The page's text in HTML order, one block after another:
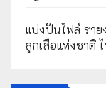
แบ่งปันไฟล์ รา
ลูกเสือแห่งชาติ